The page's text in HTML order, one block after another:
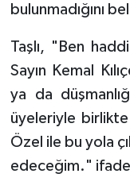
bulunmadığını
Taşlı, "Ben
Sayın Kemal
ya da
üyeleriyle birlikte
Özel ile bu yola
edeceğim."